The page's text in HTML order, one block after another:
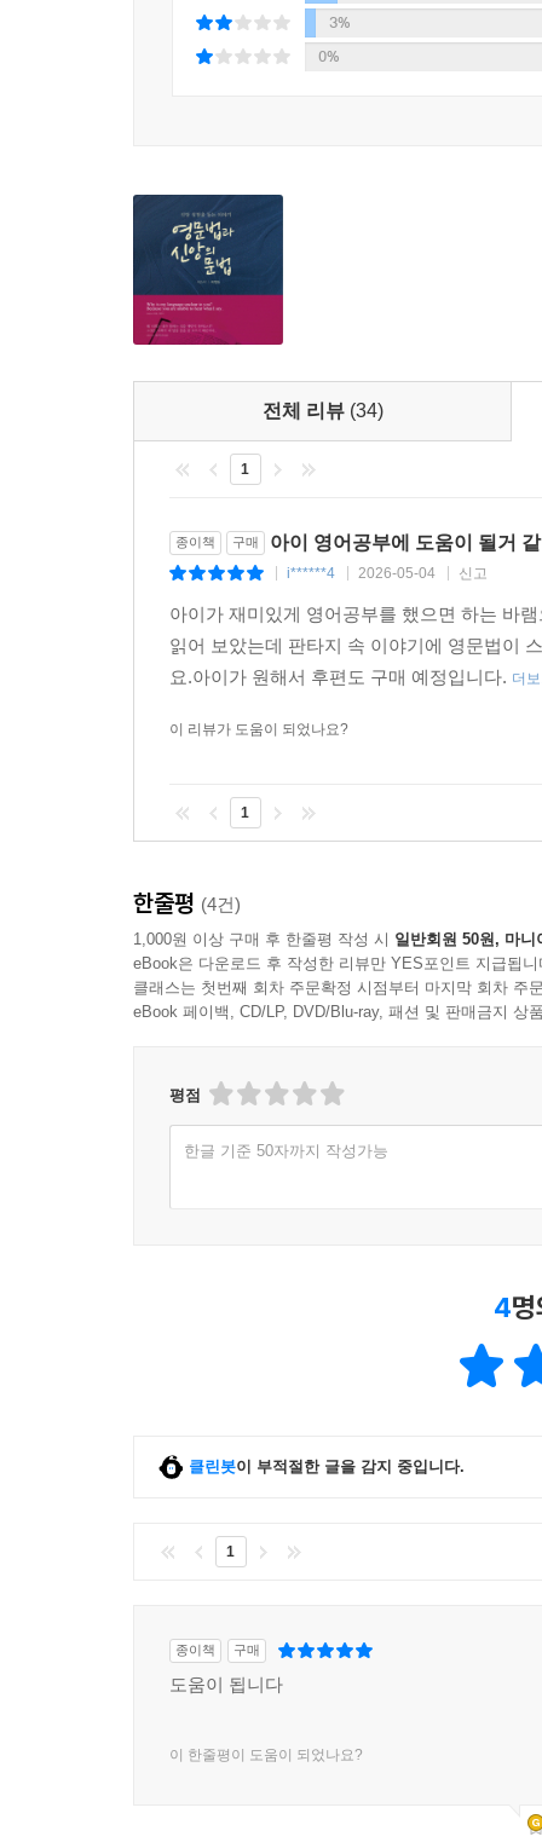
3%
0%
전체 리뷰 (34)
1
종이책 구매 아이 영어공부에 도움이 될거
i******4 2026-05-04 신고
아이가 재미있게 영어공부를 했으면 하는 바
읽어 보았는데 판타지 속 이야기에 영문법이
요.아이가 원해서 후편도 구매 예정입니다. 더
이 리뷰가 도움이 되었나요?
1
한줄평 (4건)
1,000원 이상 구매 후 한줄평 작성 시 일반회원 50원, 마니
eBook은 다운로드 후 작성한 리뷰만 YES포인트 지급됩니
클래스는 첫번째 회차 주문확정 시점부터 마지막 회차 주
eBook 페이백, CD/LP, DVD/Blu-ray, 패션 및 판매금지 상
평점
한글 기준 50자까지 작성가능
4
클린봇이 부적절한 글을 감지 중입니다.
1
종이책 구매
도움이 됩니다
이 한줄평이 도움이 되었나요?